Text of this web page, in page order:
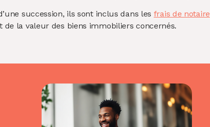
succession, ils sont inclus dans les frais de notaire
la valeur des biens immobiliers concernés.